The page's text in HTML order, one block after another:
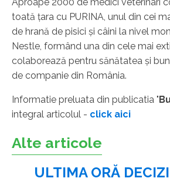
toată ţara cu PURINA, unul din cei
de hrană de pisici şi câini la nivel
Nestle, formând una din cele mai
colaborează pentru sănătatea şi
de companie din România.
Informatie preluata din publicatia "
integral articolul - click aici
Alte articole
ULTIMA ORĂ